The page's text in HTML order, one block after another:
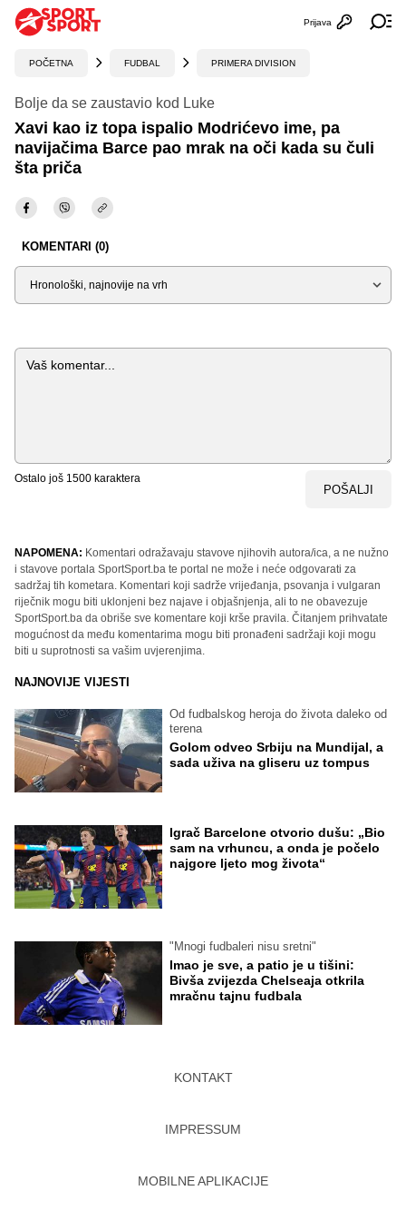
Otvori
Prijava
POČETNA FUDBAL PRIMERA DIVISION
Bolje da se zaustavio kod Luke
Xavi kao iz topa ispalio Modrićevo ime, pa
navijačima Barce pao mrak na oči kada su čuli
šta priča
KOMENTARI (0)
Sortiraj
Komentar
Ostalo još 1500 karaktera
POŠALJI
NAPOMENA: Komentari odražavaju stavove njihovih autora/ica, a ne nužno
i stavove portala SportSport.ba te portal ne može i neće odgovarati za
sadržaj tih kometara. Komentari koji sadrže vrijeđanja, psovanja i vulgaran
riječnik mogu biti uklonjeni bez najave i objašnjenja, ali to ne obavezuje
SportSport.ba da obriše sve komentare koji krše pravila. Čitanjem prihvatate
mogućnost da među komentarima mogu biti pronađeni sadržaji koji mogu
biti u suprotnosti sa vašim uvjerenjima.
NAJNOVIJE VIJESTI
Od fudbalskog heroja do života daleko od
terena
Golom odveo Srbiju na Mundijal, a
sada uživa na gliseru uz tompus
Igrač Barcelone otvorio dušu: „Bio
sam na vrhuncu, a onda je počelo
najgore ljeto mog života“
"Mnogi fudbaleri nisu sretni"
Imao je sve, a patio je u tišini:
Bivša zvijezda Chelseaja otkrila
mračnu tajnu fudbala
KONTAKT
IMPRESSUM
MOBILNE APLIKACIJE